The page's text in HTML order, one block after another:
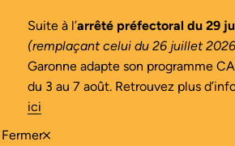
Fermer
Suite à l’arrêté préfectoral du 29
(remplaçant celui du 26 juillet
Garonne adapte son programme
du 3 au 7 août. Retrouvez plus
ici